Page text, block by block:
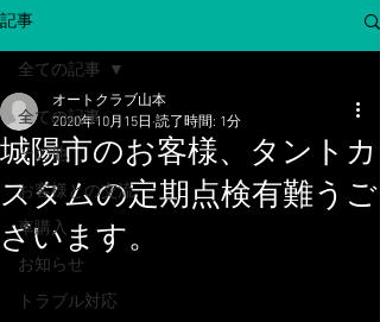
記事
全ての記事
その他
お客様との交流
車購入
お知らせ
トラブル対応
全ての記事
城陽市のお客様、タントカ
スタムの定期点検有難うご
ざいます。
オートクラブ山本
2020年10月15日 読了時間: 1分